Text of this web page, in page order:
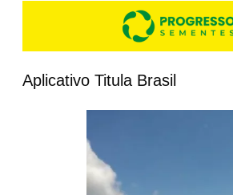
Aplicativo Titula Brasil